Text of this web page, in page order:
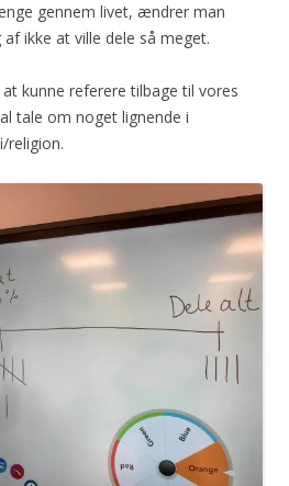
gennem livet, ændrer man
ikke at ville dele så meget.
kunne referere tilbage til vores
tale om noget lignende i
religion.